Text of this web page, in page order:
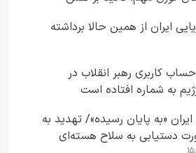
مسئول در ارتقای آگاهی عمومی
ایران از همین حالا برداشته
کاربری رهبر انقلاب در
به شماره افتاده است​
«به پایان رسیده»/ تهدید به
دستیابی به سلاح هسته‌ای